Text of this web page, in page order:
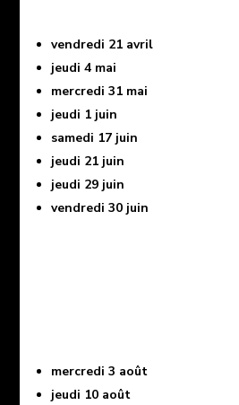
vendredi 21 avril
jeudi 4 mai
mercredi 31 mai
jeudi 1 juin
samedi 17 juin
jeudi 21 juin
jeudi 29 juin
vendredi 30 juin
mercredi 3 août
jeudi 10 août